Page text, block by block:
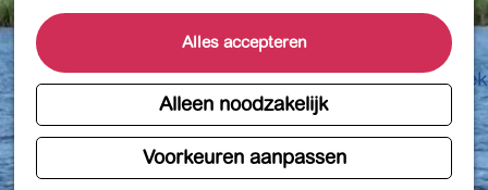
Alles accepteren
Alleen noodzakelijk
Voorkeuren aanpassen
r
d
e
h
o
m
e
Musea en meer
Producten uit de Bollenstreek
Gezond en actief
Overnachten